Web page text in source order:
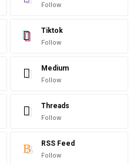
Follow
Tiktok
Follow
Medium
Follow
Threads
Follow
RSS Feed
Follow